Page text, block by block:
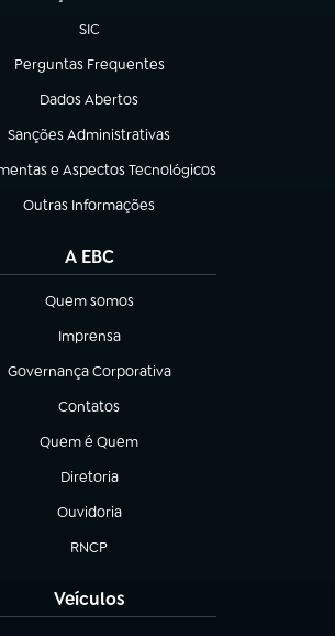
SIC
(abre em nova aba)
Perguntas Frequentes
(abre em nova aba)
Dados Abertos
(abre em nova aba)
Sanções Administrativas
(abre em nova aba)
e Aspectos Tecnológicos
nova aba)
Outras Informações
(abre em nova aba)
A EBC
Quem somos
(abre em nova aba)
Imprensa
(abre em nova aba)
Governança Corporativa
(abre em nova aba)
Contatos
(abre em nova aba)
Quem é Quem
(abre em nova aba)
Diretoria
(abre em nova aba)
Ouvidoria
(abre em nova aba)
RNCP
(abre em nova aba)
Veículos